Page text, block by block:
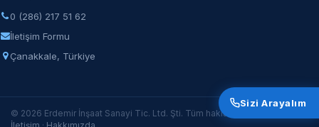
Sizi Arayalım
0 (286) 217 51 62
İletişim Formu
Çanakkale, Türkiye
© 2026 Erdemir İnşaat Sanayi Tic. Ltd. Şti. Tüm hakları saklıdır.